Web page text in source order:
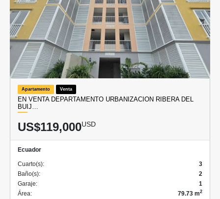
Apartamento Venta
EN VENTA DEPARTAMENTO URBANIZACION RIBERA DEL
BUIJ…
US$119,000USD
Ecuador
Cuarto(s):
3
Baño(s):
2
Garaje:
1
Área:
79.73 m2